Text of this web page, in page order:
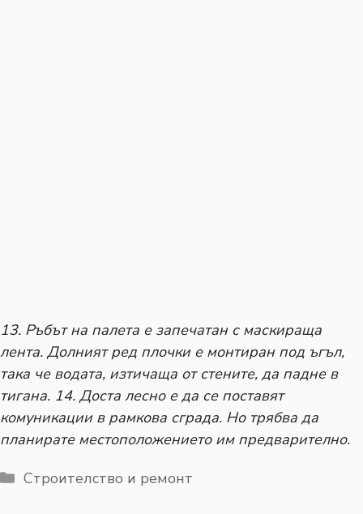
13. Ръбът на палета е запечатан с маскираща
лента. Долният ред плочки е монтиран под ъгъл,
така че водата, изтичаща от стените, да падне в
тигана. 14. Доста лесно е да се поставят
комуникации в рамкова сграда. Но трябва да
планирате местоположението им предварително.
Категории
Строителство и ремонт